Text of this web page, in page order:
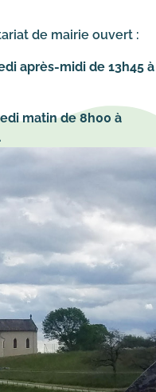
de mairie ouvert :
après-midi de 13h45 à
matin de 8h00 à